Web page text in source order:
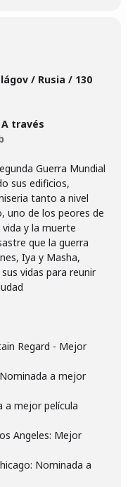
/ Rusia / 130
A través
Guerra Mundial
sus edificios,
tanto a nivel
uno de los peores de
y la muerte
que la guerra
Iya y Masha,
vidas para reunir
Regard - Mejor
a mejor
a mejor película
Angeles: Mejor
Nominada a